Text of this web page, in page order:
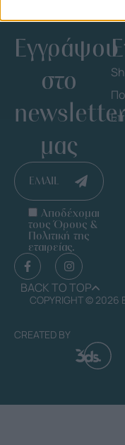
Εγγράψου
στο
μας
EMAIL
Αποδέχομαι
τους Όρους &
Πολιτική της
εταιρείας.
BACK TO TOP
COPYRIGHT © 2026
CREATED BY